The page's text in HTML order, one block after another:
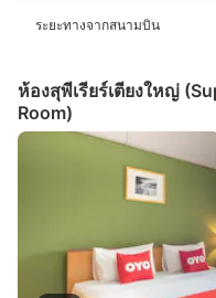
ระยะทางจากสนามบิน
ห้องสุพีเรียร์เตียงใหญ่
Room)